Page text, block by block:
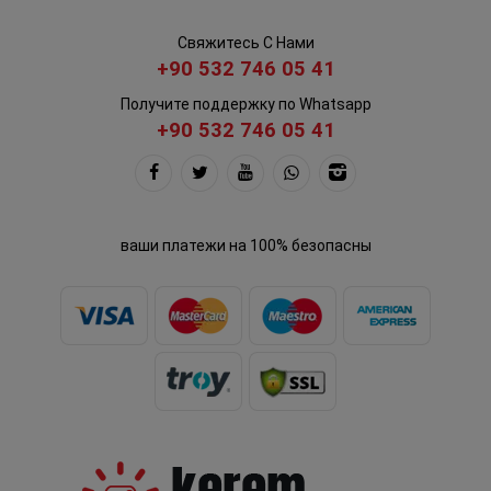
Свяжитесь С Нами
+90 532 746 05 41
Получите поддержку по Whatsapp
+90 532 746 05 41
ваши платежи на 100% безопасны